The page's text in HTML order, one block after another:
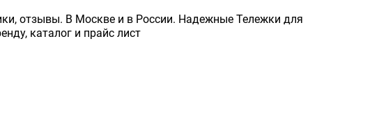
отзывы. В Москве и в России. Надежные Тележки для
каталог и прайс лист